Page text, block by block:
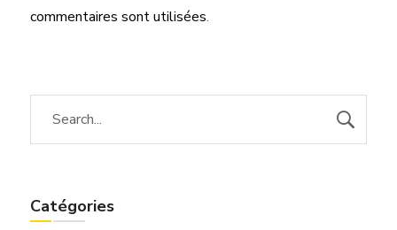
commentaires sont utilisées.
Catégories